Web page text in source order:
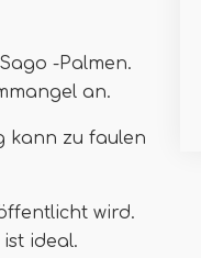
-Palmen.
an.
kann zu faulen
wird.
ideal.